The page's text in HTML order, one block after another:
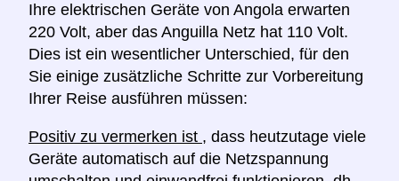
Ihre elektrischen Geräte von Angola erwarten
220 Volt, aber das Anguilla Netz hat 110 Volt.
Dies ist ein wesentlicher Unterschied, für den
Sie einige zusätzliche Schritte zur Vorbereitung
Ihrer Reise ausführen müssen:
Positiv zu vermerken ist , dass heutzutage viele
Geräte automatisch auf die Netzspannung